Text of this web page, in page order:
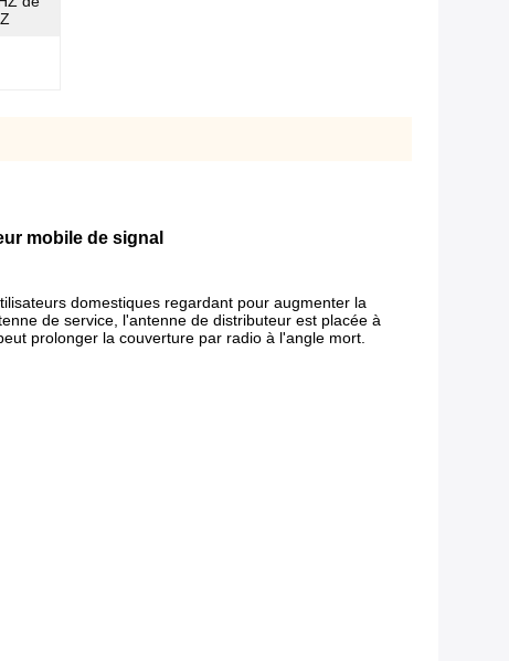
mobile de signal
domestiques regardant pour augmenter la
de service, l'antenne de distributeur est placée à
prolonger la couverture par radio à l'angle mort.